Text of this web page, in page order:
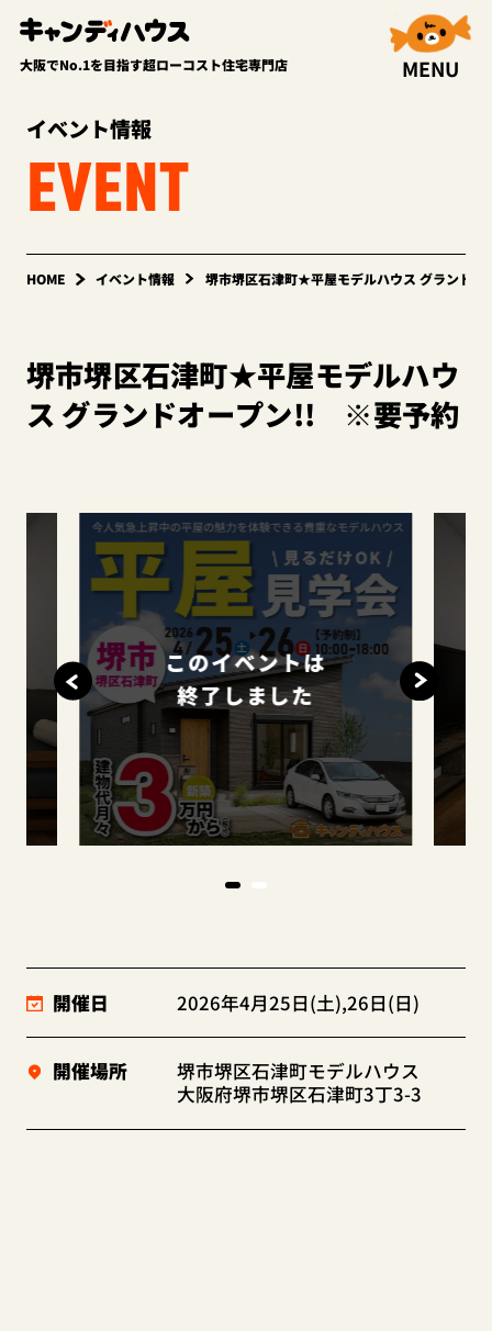
大阪でNo.1を目指す超ローコスト住宅専門店 MENU
イベント情報
EVENT
HOME イベント情報 堺市堺区石津町★平屋モデルハウス グランド
堺市堺区石津町★平屋モデルハウ
ス グランドオープン!! ※要予約
このイベントは
終了しました
開催日 2026年4月25日(土),26日(日)
開催場所
堺市堺区石津町モデルハウス
大阪府堺市堺区石津町3丁3-3